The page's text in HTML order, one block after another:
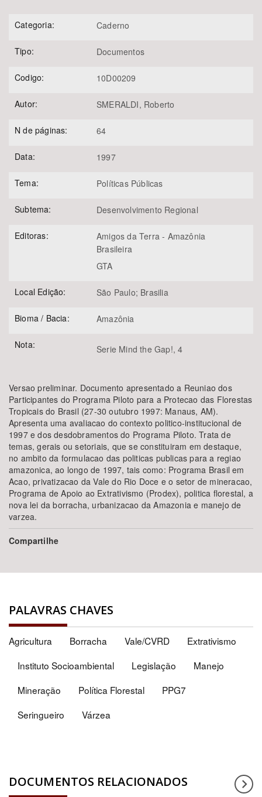
Categoria: Caderno
Tipo: Documentos
Codigo: 10D00209
Autor: SMERALDI, Roberto
N de páginas: 64
Data: 1997
Tema: Políticas Públicas
Subtema: Desenvolvimento Regional
Editoras:
Amigos da Terra - Amazônia
Brasileira
GTA
Local Edição: São Paulo; Brasilia
Bioma / Bacia: Amazônia
Nota: Serie Mind the Gap!, 4
Versao preliminar. Documento apresentado a Reuniao dos
Participantes do Programa Piloto para a Protecao das Florestas
Tropicais do Brasil (27-30 outubro 1997: Manaus, AM).
Apresenta uma avaliacao do contexto politico-institucional de
1997 e dos desdobramentos do Programa Piloto. Trata de
temas, gerais ou setoriais, que se constituiram em destaque,
no ambito da formulacao das politicas publicas para a regiao
amazonica, ao longo de 1997, tais como: Programa Brasil em
Acao, privatizacao da Vale do Rio Doce e o setor de mineracao,
Programa de Apoio ao Extrativismo (Prodex), politica florestal, a
nova lei da borracha, urbanizacao da Amazonia e manejo de
varzea.
Compartilhe
PALAVRAS CHAVES
Agricultura Borracha Vale/CVRD
Extrativismo
Instituto Socioambiental
Legislação
Manejo
Mineração
Política Florestal
PPG7
Seringueiro
Várzea
DOCUMENTOS RELACIONADOS